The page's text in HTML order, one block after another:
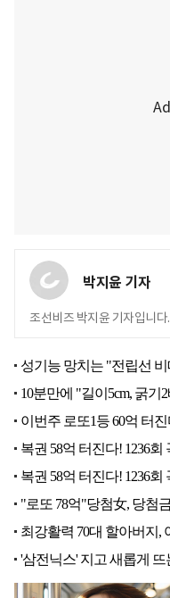
박지윤 기자
조선비즈 박지윤 기자입니다.